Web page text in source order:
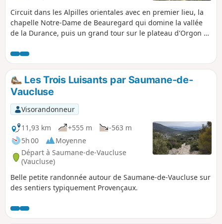
Circuit dans les Alpilles orientales avec en premier lieu, la
chapelle Notre-Dame de Beauregard qui domine la vallée
de la Durance, puis un grand tour sur le plateau d'Orgon et
Les Trois Luisants par Saumane-de-
Vaucluse
Visorandonneur
11,93 km
+555 m
-563 m
5h 00
Moyenne
Départ à Saumane-de-Vaucluse
(Vaucluse)
Belle petite randonnée autour de Saumane-de-Vaucluse sur
des sentiers typiquement Provençaux.